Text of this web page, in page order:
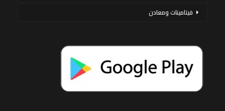
فيتامينات ومعادن